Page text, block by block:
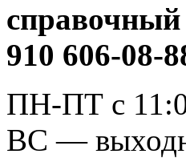
справочный
910 606-08-
ПН-ПТ с
ВС —